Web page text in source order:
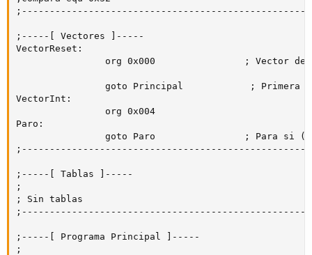
;-----[ Vectores ]-----
VectorReset:
org 0x000                ; Vector de
goto Principal            ; Primera
VectorInt:
                org 0x004
Paro:
goto Paro                ; Para si
;-----[ Tablas ]-----
;
; Sin tablas
;-----[ Programa Principal ]-----
;